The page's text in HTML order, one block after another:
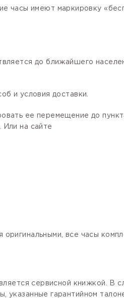
имеют маркировку
до ближайшего
и условия доставки.
ее перемещение до
Или на сайте
оригинальными, все часы
сервисной книжкой. В
указанные гарантийном